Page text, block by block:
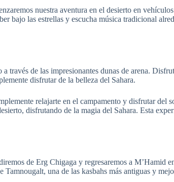
nuestra aventura en el desierto en
bajo las estrellas y escucha música tradicional
través de las impresionantes dunas de arena.
disfrutar de la belleza del Sahara.
relajarte en el campamento y disfrutar del
disfrutando de la magia del Sahara. Esta
de Erg Chigaga y regresaremos a
una de las kasbahs más antiguas y